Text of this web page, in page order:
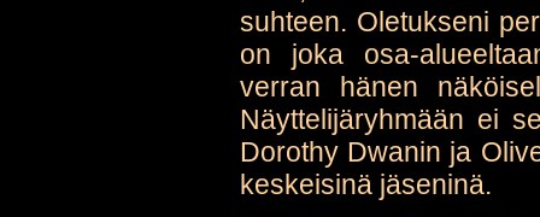
suhteen. Oletukseni
on joka osa-
verran hänen
Näyttelijäryhmään ei
Dorothy Dwanin ja
keskeisinä jäseninä.